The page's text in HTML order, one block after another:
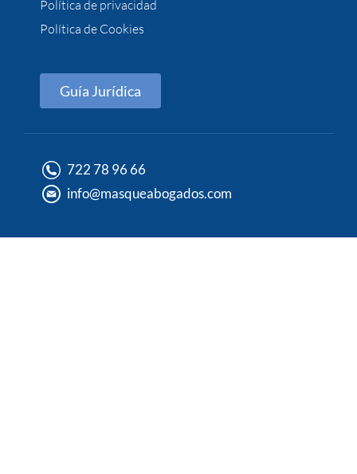
Política de privacidad
Política de Cookies
Guía Jurídica
722 78 96 66
info@masqueabogados.com